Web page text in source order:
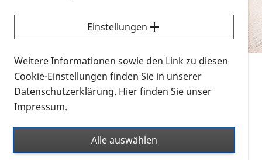
Sie möchten wissen, wie Sie nach Infonmaterial
suchen und dieses bestellen bzw. herunterladen
können? Schauen Sie sich dieErklärvideos zum
Thema Infomaterial auf der PRO RETINA-Website
für blinde und sehbehinderte Menschen an.
Auf dieser Seite finden Sie sämtliches Infomaterial
Ort. Nutzen Sie den Formatfilter, um ausschließlich
nach Flyern und Broschüren, Audios oder Videos zu
Einstellungen
Weitere Informationen sowie den Link zu diesen
Cookie-Einstellungen finden Sie in unserer
Datenschutzerklärung. Hier finden Sie unser
Impressum.
Alle auswählen